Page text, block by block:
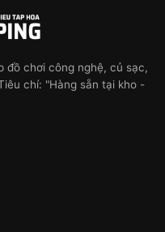
đồ chơi công nghệ, củ sạc,
chí: "Hàng sẵn tại kho -